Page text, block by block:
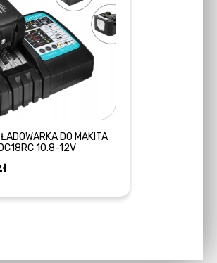
DO MAKITA
10.8-12V